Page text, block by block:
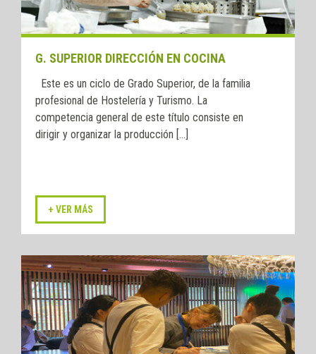
G. SUPERIOR DIRECCIÓN EN COCINA
Este es un ciclo de Grado Superior, de la familia
profesional de Hostelería y Turismo. La
competencia general de este título consiste en
dirigir y organizar la producción [...]